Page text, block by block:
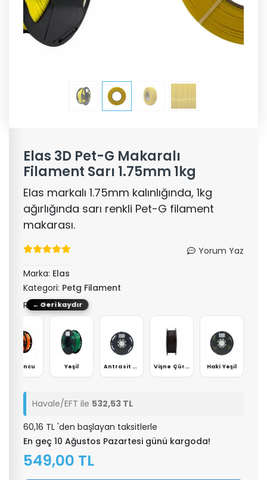
Elas 3D Pet-G Makaralı
Filament Sarı 1.75mm 1kg
Elas markalı 1.75mm kalınlığında, 1kg
ağırlığında sarı renkli Pet-G filament
makarası.
Yorum Yaz
Marka: Elas
Kategori: Petg Filament
Renk: Sarı
Turuncu Yeşil Antrasit Gri Vişne Çürüğü Haki Yeşil
← Geri kaydır
Havale/EFT ile 532,53 TL
60,16 TL 'den başlayan taksitlerle
En geç 10 Ağustos Pazartesi günü kargoda!
549,00 TL